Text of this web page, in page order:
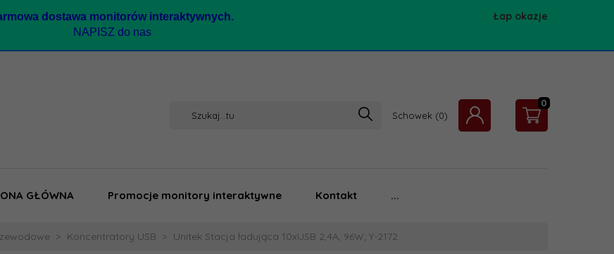
a dostawa monitorów interaktywnych.
NAPISZ do nas
Łap okazje
Schowek
0
GŁÓWNA Promocje monitory interaktywne Kontakt ...
Koncentratory USB Unitek Stacja ładująca 10xUSB 2,4A, 96W; Y-2172